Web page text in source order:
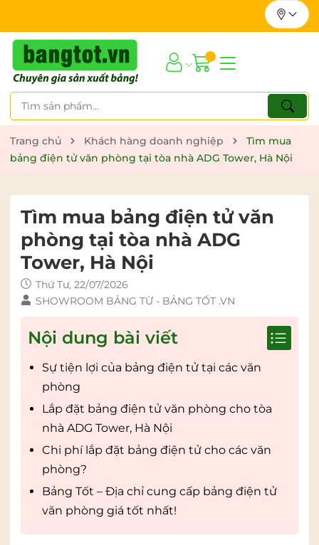
Trang chủ Khách hàng doanh nghiệp
Tìm mua
bảng điện tử văn phòng tại tòa nhà ADG Tower, Hà Nội
Tìm mua bảng điện tử văn
phòng tại tòa nhà ADG
Tower, Hà Nội
Thứ Tư, 22/07/2026
SHOWROOM BẢNG TỪ - BẢNG TỐT .VN
Nội dung bài viết
Sự tiện lợi của bảng điện tử tại các văn
phòng
Lắp đặt bảng điện tử văn phòng cho tòa
nhà ADG Tower, Hà Nội
Chi phí lắp đặt bảng điện tử cho các văn
phòng?
Bảng Tốt – Địa chỉ cung cấp bảng điện tử
văn phòng giá tốt nhất!